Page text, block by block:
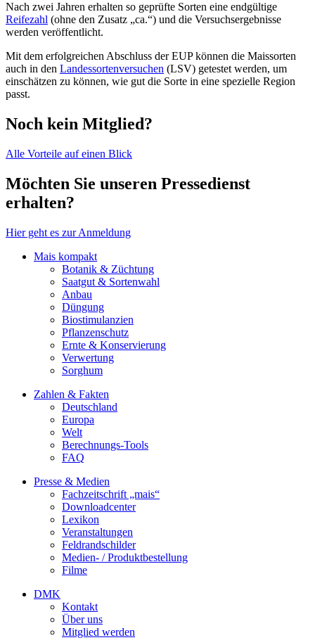
Nach zwei Jahren erhalten so geprüfte Sorten eine endgültige
Reifezahl (ohne den Zusatz „ca.“) und die Versuchsergebnisse
werden veröffentlicht.
Mit dem erfolgreichen Abschluss der EUP können die Maissorten
auch in den Landessortenversuchen (LSV) getestet werden, um
einschätzen zu können, wie gut die Sorte in eine spezielle Region
passt.
Noch kein Mitglied?
Alle Vorteile auf einen Blick
Möchten Sie unseren Pressedienst
erhalten?
Hier geht es zur Anmeldung
Mais kompakt
Botanik & Züchtung
Saatgut & Sortenwahl
Anbau
Düngung
Biostimulanzien
Pflanzenschutz
Ernte & Konservierung
Verwertung
Sorghum
Zahlen & Fakten
Deutschland
Europa
Welt
Berechnungs-Tools
FAQ
Presse & Medien
Fachzeitschrift „mais“
Downloadcenter
Lexikon
Veranstaltungen
Feldrandschilder
Medien- / Produktbestellung
Filme
DMK
Kontakt
Über uns
Mitglied werden